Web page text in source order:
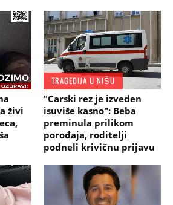
živi
TRAGEDIJA U NIŠU
"Carski rez je izveden
isuviše kasno": Beba
preminula prilikom
porođaja, roditelji
podneli krivičnu prijavu